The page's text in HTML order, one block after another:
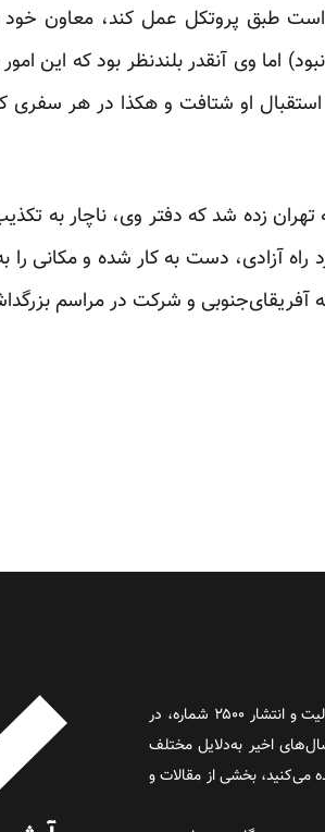
پروتکل عمل کند، معاون خود را
اما وی آنقدر بلندنظر بود که این امور
او شتافت و هکذا در هر سفری
تهران زده شد که دفتر وی، ناچار به
آزادی، دست به کار شده و مکانی
و شرکت در مراسم
روز آنلاین روزنامه‌ای اینترنتی بود که پس از طول ۱۲ سال فعالیت و انتشار ۲۵۰۰ شماره، در
سال‌های اخیر به‌دلایل مختلف
بخشی از مقالات و